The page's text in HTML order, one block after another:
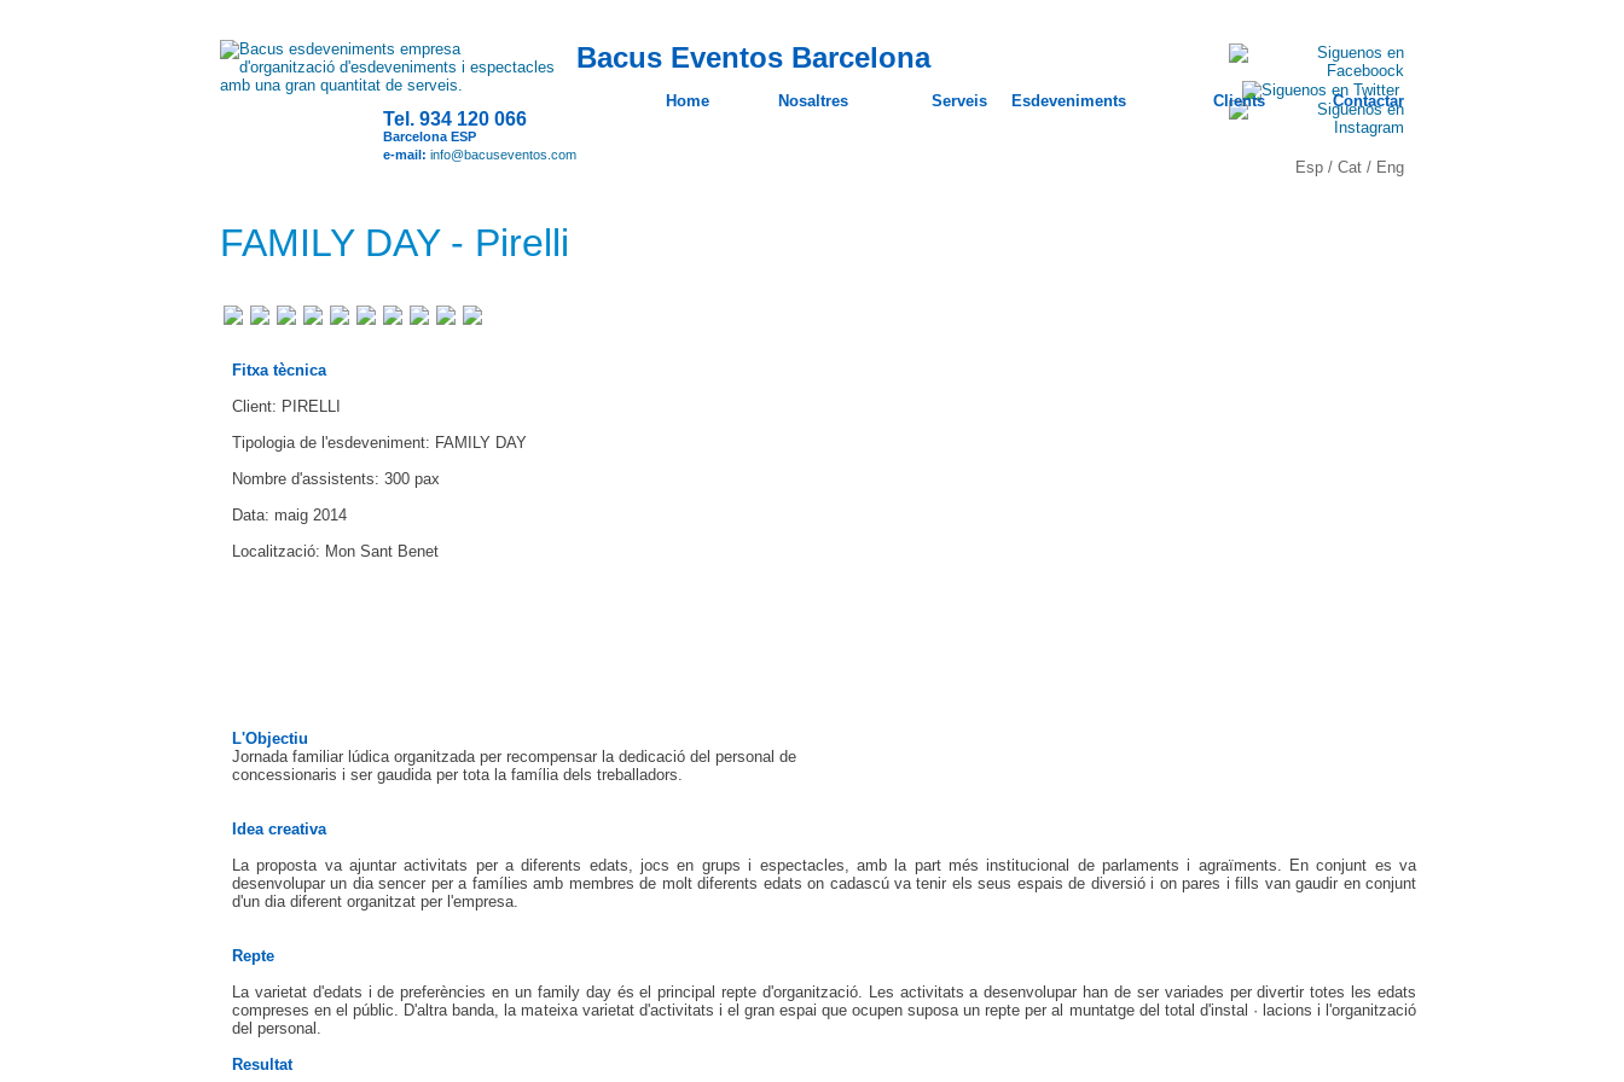
Bacus Eventos Barcelona
Home Nosaltres Serveis Esdeveniments Clients Contactar
Tel. 934 120 066
Barcelona ESP
e-mail: info@bacuseventos.com
Esp / Cat / Eng
FAMILY DAY - Pirelli
Fitxa tècnica
Client: PIRELLI
Tipologia de l'esdeveniment: FAMILY DAY
Nombre d'assistents: 300 pax
Data: maig 2014
Localització: Mon Sant Benet
L'Objectiu
Jornada familiar lúdica organitzada per recompensar la dedicació del personal de
concessionaris i ser gaudida per tota la família dels treballadors.
Idea creativa
La proposta va ajuntar activitats per a diferents edats, jocs en grups i espectacles, amb la part més institucional de parlaments i agraïments. En conjunt es va
desenvolupar un dia sencer per a famílies amb membres de molt diferents edats on cadascú va tenir els seus espais de diversió i on pares i fills van gaudir en conjunt
d'un dia diferent organitzat per l'empresa.
Repte
La varietat d'edats i de preferències en un family day és el principal repte d'organització. Les activitats a desenvolupar han de ser variades per divertir totes les edats
compreses en el públic. D'altra banda, la mateixa varietat d'activitats i el gran espai que ocupen suposa un repte per al muntatge del total d'instal · lacions i l'organització
del personal.
Resultat